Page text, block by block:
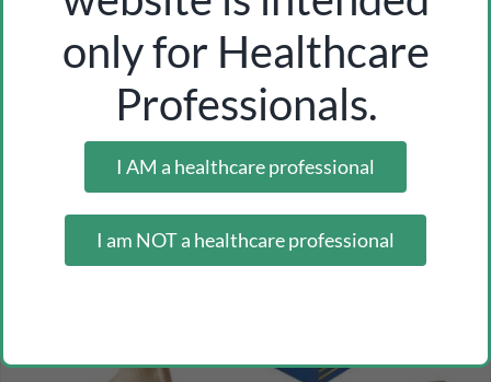
only for Healthcare
Professionals.
I AM a healthcare professional
I am NOT a healthcare professional